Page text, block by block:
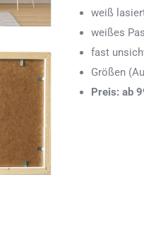
weiß
weißes
fast
Größen
Preis: ab